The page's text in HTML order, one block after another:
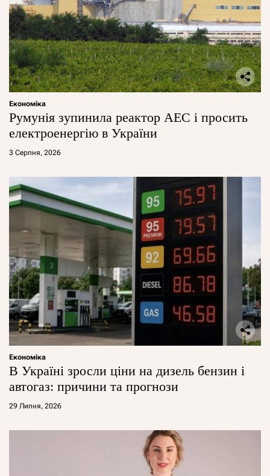
Економіка
Румунія зупинила реактор АЕС і просить
електроенергію в України
3 Серпня, 2026
Економіка
В Україні зросли ціни на дизель бензин і
автогаз: причини та прогнози
29 Липня, 2026